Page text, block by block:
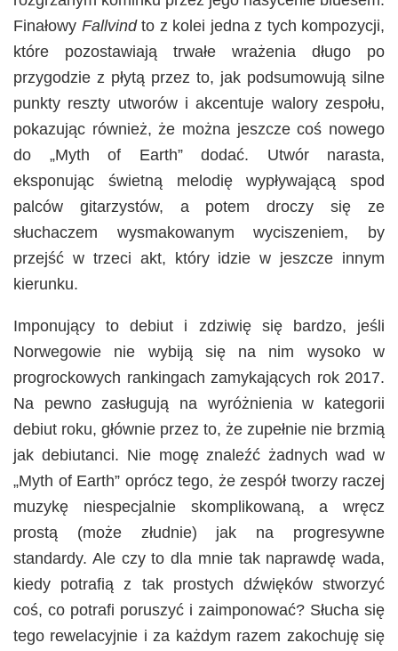
Finałowy Fallvindto z kolei jedna z tych kompozycji,
które pozostawiają trwałe wrażenia długo po
przygodzie z płytą przez to, jak podsumowują silne
punkty reszty utworów i akcentuje walory zespołu,
pokazując również, że można jeszcze coś nowego
do „Myth of Earth” dodać. Utwór narasta,
eksponując świetną melodię wypływającą spod
palców gitarzystów, a potem droczy się ze
słuchaczem wysmakowanym wyciszeniem, by
przejść w trzeci akt, który idzie w jeszcze innym
kierunku.
Imponujący to debiut i zdziwię się bardzo, jeśli
Norwegowie nie wybiją się na nim wysoko w
progrockowych rankingach zamykających rok 2017.
Na pewno zasługują na wyróżnienia w kategorii
debiut roku, głównie przez to, że zupełnie nie brzmią
jak debiutanci. Nie mogę znaleźć żadnych wad w
„Myth of Earth” oprócz tego, że zespół tworzy raczej
muzykę niespecjalnie skomplikowaną, a wręcz
prostą (może złudnie) jak na progresywne
standardy. Ale czy to dla mnie tak naprawdę wada,
kiedy potrafią z tak prostych dźwięków stworzyć
coś, co potrafi poruszyć i zaimponować? Słucha się
tego rewelacyjnie i za każdym razem zakochuję się